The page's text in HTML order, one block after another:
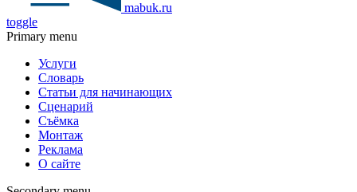
mabuk.ru
toggle
Primary menu
Услуги
Словарь
Статьи для начинающих
Сценарий
Съёмка
Монтаж
Реклама
О сайте